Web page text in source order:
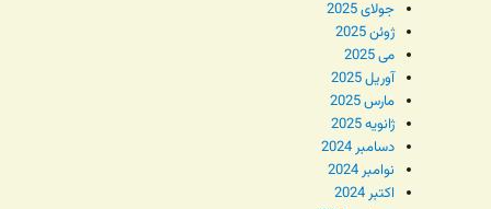
جولای 2025
ژوئن 2025
می 2025
آوریل 2025
مارس 2025
ژانویه 2025
دسامبر 2024
نوامبر 2024
اکتبر 2024